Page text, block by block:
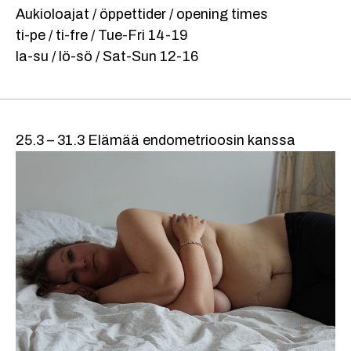
Aukioloajat / öppettider / opening times
ti-pe / ti-fre / Tue-Fri 14-19
la-su / lö-sö / Sat-Sun 12-16
25.3 – 31.3 Elämää endometrioosin kanssa